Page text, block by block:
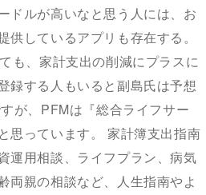
ドルが高いなと思う人には、お
しているアプリも存在する。
も、家計支出の削減にプラスに
録する人もいると副島氏は予想
が、PFMは『総合ライフサー
思っています。 家計簿支出指南
運用相談、ライフプラン、病気
両親の相談など、人生指南やよ